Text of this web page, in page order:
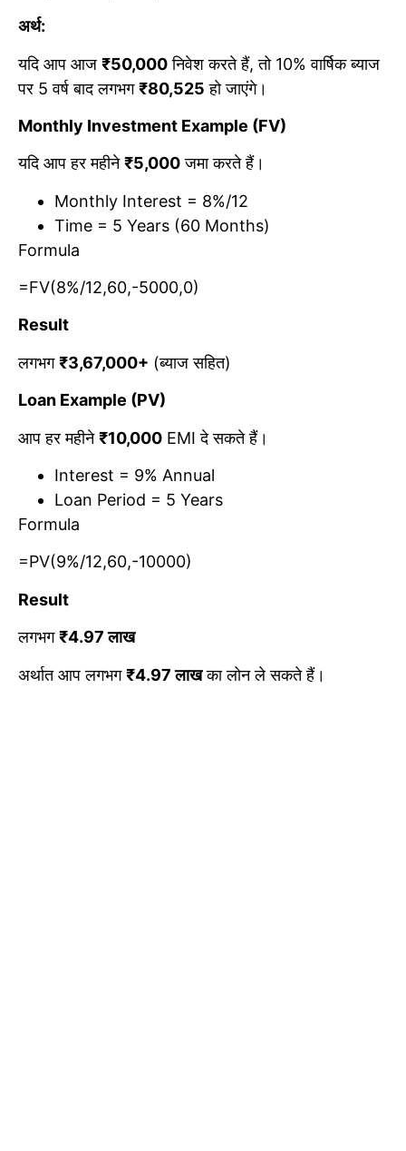
अर्थ:
यदि आप आज ₹50,000निवेश करते हैं, तो 10% वार्षिक ब्याज
पर 5 वर्ष बाद लगभग₹80,525 हो जाएंगे।
Monthly Investment Example (FV)
यदि आप हर महीने₹5,000जमा करते हैं।
Monthly Interest = 8%/12
Time = 5 Years (60 Months)
Formula
=FV(8%/12,60,-5000,0)
Result
लगभग₹3,67,000+ (ब्याज सहित)
Loan Example (PV)
आप हर महीने₹10,000 EMI दे सकते हैं।
Interest = 9% Annual
Loan Period = 5 Years
Formula
=PV(9%/12,60,-10000)
Result
लगभग₹4.97लाख
अर्थात आप लगभग₹4.97लाखका लोन ले सकते हैं।